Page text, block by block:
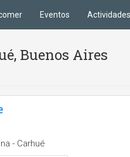
Eventos Actividades
Buenos Aires
- Carhué